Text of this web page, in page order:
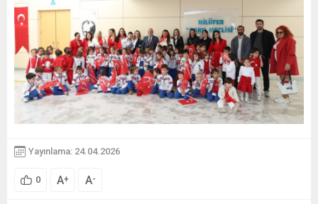
Yayınlama: 24.04.2026
0 A+ A-